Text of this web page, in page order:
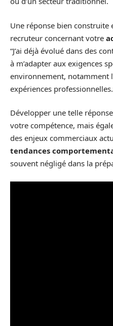
Une réponse bien construite
recruteur concernant votre
“J’ai déjà évolué dans des
à m’adapter aux exigences
environnement, notamment
expériences
Développer une telle
votre compétence, mais
des enjeux commerciaux
tendances
souvent négligé dans la